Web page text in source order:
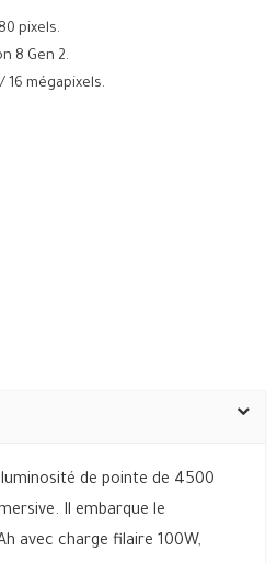
pixels.
8 Gen 2.
16 mégapixels.
luminosité de pointe de 4500
Il embarque le
avec charge filaire 100W,